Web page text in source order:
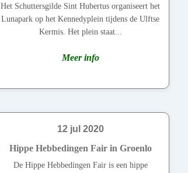
Het Schuttersgilde Sint Hubertus organiseert het
Lunapark op het Kennedyplein tijdens de Ulftse
Kermis. Het plein staat...
Meer info
12 jul 2020
Hippe Hebbedingen Fair in Groenlo
De Hippe Hebbedingen Fair is een hippe